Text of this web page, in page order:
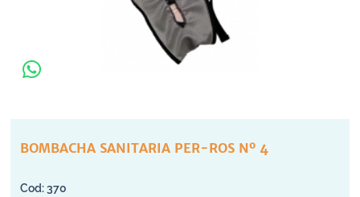
BOMBACHA SANITARIA PER-ROS Nº 4
370